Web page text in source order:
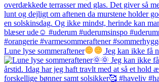
Lune lyse sommeraftener Jeg kan ikke få n